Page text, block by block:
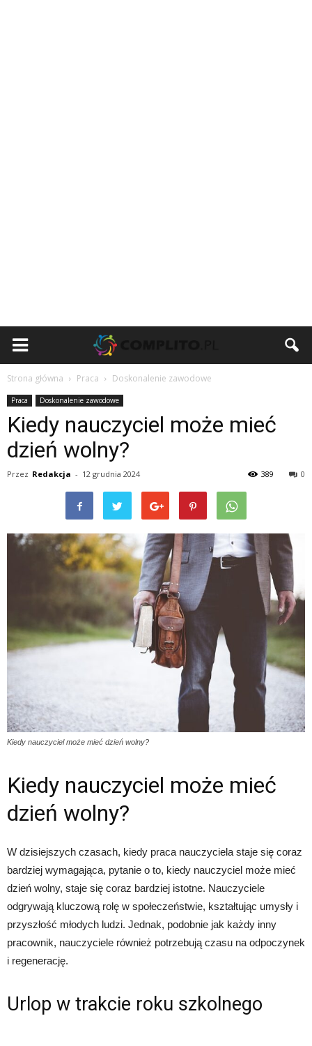
Strona główna Praca Doskonalenie zawodowe
Praca Doskonalenie zawodowe
Kiedy nauczyciel może mieć
dzień wolny?
Przez Redakcja - 12 grudnia 2024 0
389
Kiedy nauczyciel może mieć dzień wolny?
Kiedy nauczyciel może mieć
dzień wolny?
W dzisiejszych czasach, kiedy praca nauczyciela staje się coraz
bardziej wymagająca, pytanie o to, kiedy nauczyciel może mieć
dzień wolny, staje się coraz bardziej istotne. Nauczyciele
odgrywają kluczową rolę w społeczeństwie, kształtując umysły i
przyszłość młodych ludzi. Jednak, podobnie jak każdy inny
pracownik, nauczyciele również potrzebują czasu na odpoczynek
i regenerację.
Urlop w trakcie roku szkolnego